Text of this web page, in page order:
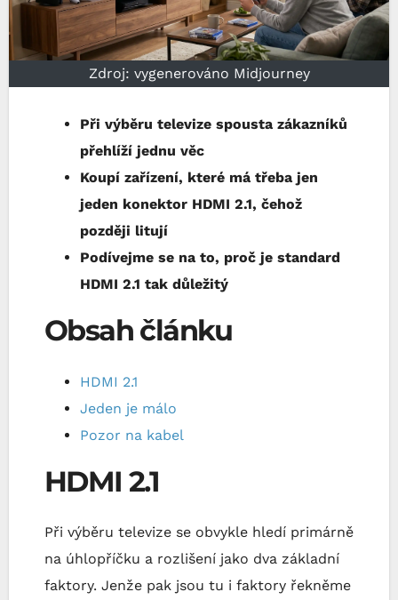
Zdroj: vygenerováno Midjourney
Při výběru televize spousta zákazníků
přehlíží jednu věc
Koupí zařízení, které má třeba jen
jeden konektor HDMI 2.1, čehož
později litují
Podívejme se na to, proč je standard
HDMI 2.1 tak důležitý
Obsah článku
HDMI 2.1
Jeden je málo
Pozor na kabel
HDMI 2.1
Při výběru televize se obvykle hledí primárně
na úhlopříčku a rozlišení jako dva základní
faktory. Jenže pak jsou tu i faktory řekněme